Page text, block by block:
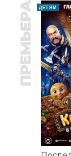
ПРЕМЬЕРА ДЕТЯМ